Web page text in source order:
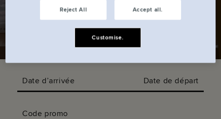
Date d’arrivée Date de départ
Code promo
Reject All Accept all.
Customise.